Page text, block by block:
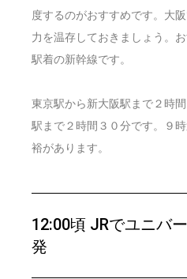
度するのがおすすめです。大
力を温存しておきましょう。
駅着の新幹線です。
東京駅から新大阪駅まで２時
駅まで２時間３０分です。９
裕があります。
12:00頃 JRでユニバ
発